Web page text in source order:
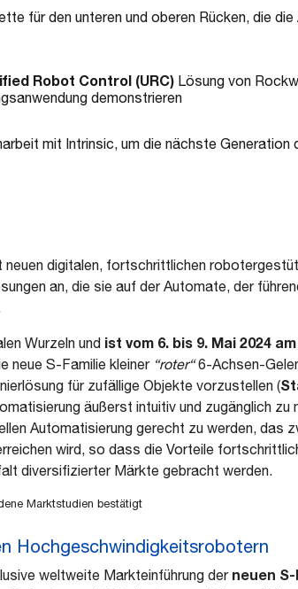
für den unteren und oberen Rücken, die die
Robot Control (URC) Lösung von
demonstrieren
mit Intrinsic, um die nächste Generation
neuen digitalen, fortschrittlichen
an, die sie auf der Automate, der
Wurzeln und ist vom 6. bis 9. Mai 2024
neue S-Familie kleiner “roter“6-Achsen-
für zufällige Objekte vorzustellen (
äußerst intuitiv und zugänglich zu
Automatisierung gerecht zu werden, das
wird, so dass die Vorteile
diversifizierter Märkte gebracht werden.
Marktstudien bestätigt
Hochgeschwindigkeitsrobotern
weltweite Markteinführung der neuen